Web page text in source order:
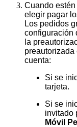
Cuando
elegir pagar
Los pedidos
configuración
la
cuenta:
Si se
tarjeta.
Si se
invitado
Móvil